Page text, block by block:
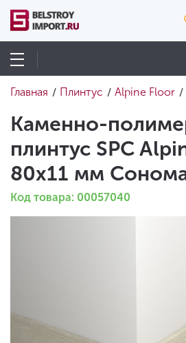
Главная / Плинтус / Alpine Floor /
Каменно-
плинтус SPC
80х11 мм
Код товара: 00057040